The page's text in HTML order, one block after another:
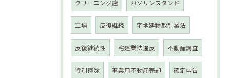
クリーニング店 ガソリンスタンド
工場 反復継続 宅地建物取引業法
反復継続性 宅建業法違反 不動産調査
特別控除 事業用不動産売却 確定申告